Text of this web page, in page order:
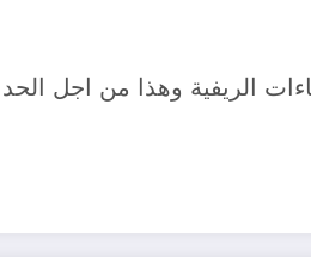
وهذا من اجل الحد